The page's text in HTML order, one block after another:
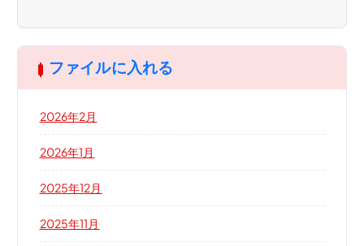
ファイルに入れる
2026年2月
2026年1月
2025年12月
2025年11月